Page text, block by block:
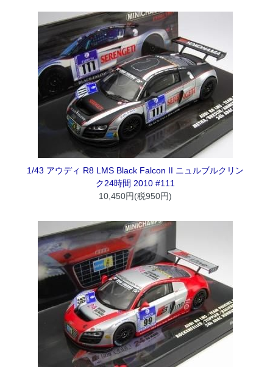
1/43 アウディ R8 LMS Black Falcon II ニュルブルクリン
ク24時間 2010 #111
10,450円(税950円)